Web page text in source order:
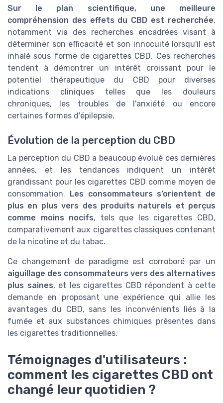
Sur le plan scientifique, une meilleure
compréhension des effets du CBD est recherchée,
notamment via des recherches encadrées visant à
déterminer son efficacité et son innocuité lorsqu'il est
inhalé sous forme de cigarettes CBD. Ces recherches
tendent à démontrer un intérêt croissant pour le
potentiel thérapeutique du CBD pour diverses
indications cliniques telles que les douleurs
chroniques, les troubles de l'anxiété ou encore
certaines formes d'épilepsie.
Évolution de la perception du CBD
La perception du CBD a beaucoup évolué ces dernières
années, et les tendances indiquent un intérêt
grandissant pour les cigarettes CBD comme moyen de
consommation. Les consommateurs s’orientent de
plus en plus vers des produits naturels et perçus
comme moins nocifs, tels que les cigarettes CBD,
comparativement aux cigarettes classiques contenant
de la nicotine et du tabac.
Ce changement de paradigme est corroboré par un
aiguillage des consommateurs vers des alternatives
plus saines, et les cigarettes CBD répondent à cette
demande en proposant une expérience qui allie les
avantages du CBD, sans les inconvénients liés à la
fumée et aux substances chimiques présentes dans
les cigarettes traditionnelles.
Témoignages d'utilisateurs :
comment les cigarettes CBD ont
changé leur quotidien ?